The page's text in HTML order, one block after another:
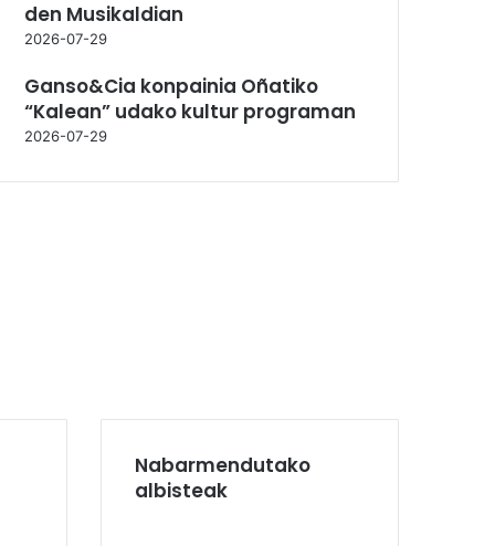
den Musikaldian
2026-07-29
Ganso&Cia konpainia Oñatiko
“Kalean” udako kultur programan
2026-07-29
Nabarmendutako
albisteak